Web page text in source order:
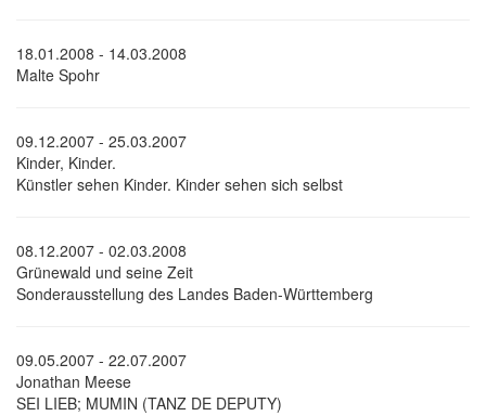
18.01.2008 - 14.03.2008
Malte Spohr
09.12.2007 - 25.03.2007
Kinder, Kinder.
Künstler sehen Kinder. Kinder sehen sich selbst
08.12.2007 - 02.03.2008
Grünewald und seine Zeit
Sonderausstellung des Landes Baden-Württemberg
09.05.2007 - 22.07.2007
Jonathan Meese
SEI LIEB; MUMIN (TANZ DE DEPUTY)